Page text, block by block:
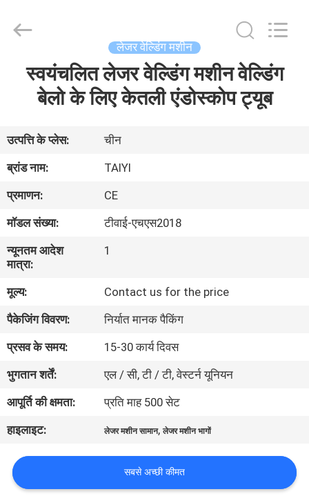
वीडियो
हमारे
बारे
में
कारखाना
भ्रमण
संपर्क
करें
समाचार
समाधान
Technology
Company
Reserved.
लेजर वेल्डिंग मशीन
स्वयंचलित लेजर वेल्डिंग मशीन वेल्डिंग
बेलो के लिए केतली एंडोस्कोप ट्यूब
उत्पत्ति के प्लेस:
चीन
ब्रांड नाम:
TAIYI
प्रमाणन:
CE
मॉडल संख्या:
टीवाई-एचएस2018
न्यूनतम आदेश
मात्रा:
1
मूल्य:
Contact us for the price
पैकेजिंग विवरण:
निर्यात मानक पैकिंग
प्रसव के समय:
15-30 कार्य दिवस
भुगतान शर्तें:
एल / सी, टी / टी, वेस्टर्न यूनियन
आपूर्ति की क्षमता:
प्रति माह 500 सेट
हाइलाइट:
लेजर मशीन सामान,लेजर मशीन भागों
सबसे अच्छी कीमत